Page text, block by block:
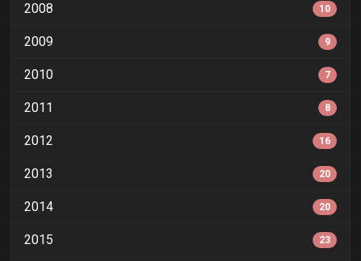
2008 10
2009 9
2010 7
2011 8
2012 16
2013 20
2014 20
2015 23